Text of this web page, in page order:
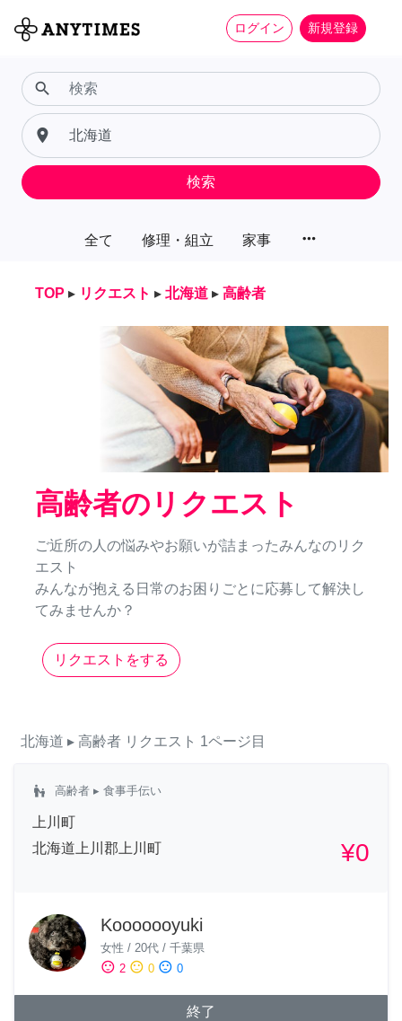
ログイン 新規登録
全て 修理・組立 家事 more_horiz
search
place
検索
TOP ▸ リクエスト ▸ 北海道 ▸ 高齢者
高齢者のリクエスト
ご近所の人の悩みやお願いが詰まったみんなのリク
エスト
みんなが抱える日常のお困りごとに応募して解決し
てみませんか？
リクエストをする
北海道 ▸ 高齢者 リクエスト 1ページ目
escalator_warning 高齢者 ▸ 食事手伝い
上川町
北海道上川郡上川町
¥0
Kooooooyuki
女性 / 20代 / 千葉県
sentiment_satisfied 2 sentiment_neutral 0 sentiment_dissatisfied 0
終了